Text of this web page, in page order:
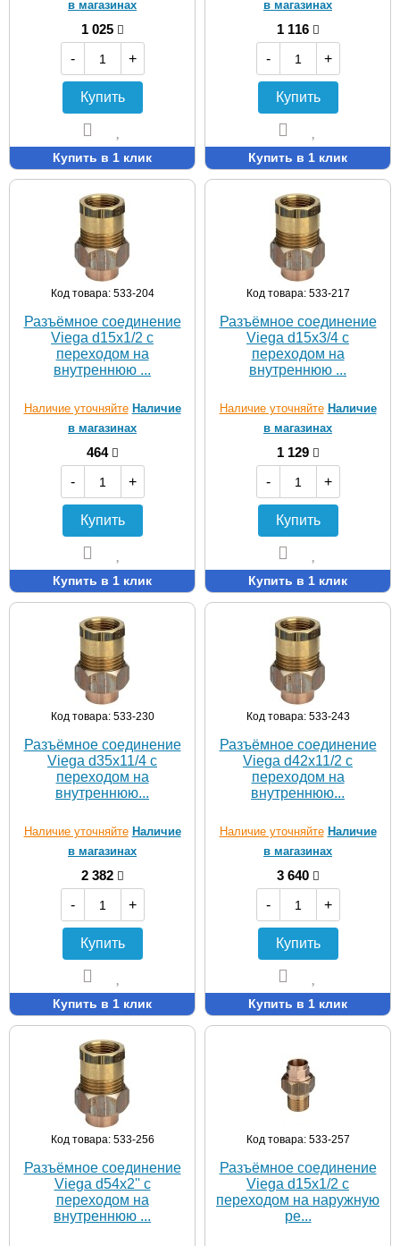
в магазинах
1 025
-
+
Купить
Купить в 1 клик
в магазинах
1 116
-
+
Купить
Купить в 1 клик
Код товара: 533-204
Разъёмное соединение
Viega d15х1/2 с
переходом на
внутреннюю ...
Наличие уточняйте Наличие
в магазинах
464
-
+
Купить
Купить в 1 клик
Код товара: 533-217
Разъёмное соединение
Viega d15х3/4 с
переходом на
внутреннюю ...
Наличие уточняйте Наличие
в магазинах
1 129
-
+
Купить
Купить в 1 клик
Код товара: 533-230
Разъёмное соединение
Viega d35х11/4 с
переходом на
внутреннюю...
Наличие уточняйте Наличие
в магазинах
2 382
-
+
Купить
Купить в 1 клик
Код товара: 533-243
Разъёмное соединение
Viega d42х11/2 с
переходом на
внутреннюю...
Наличие уточняйте Наличие
в магазинах
3 640
-
+
Купить
Купить в 1 клик
Код товара: 533-256
Разъёмное соединение
Viega d54х2'' с
переходом на
внутреннюю ...
Код товара: 533-257
Разъёмное соединение
Viega d15х1/2 с
переходом на наружную
ре...